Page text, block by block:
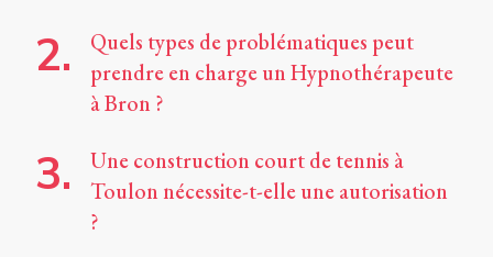
Quels types de problématiques peut
prendre en charge un Hypnothérapeute
à Bron ?
Une construction court de tennis à
Toulon nécessite-t-elle une autorisation
?